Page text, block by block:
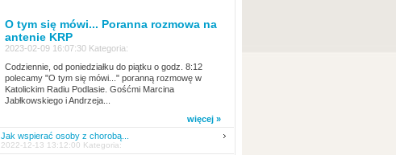
O tym się mówi... Poranna rozmowa na
antenie KRP
2023-02-09 16:07:30 Kategoria:
Codziennie, od poniedziałku do piątku o godz. 8:12
polecamy "O tym się mówi..." poranną rozmowę w
Katolickim Radiu Podlasie. Gośćmi Marcina
Jabłkowskiego i Andrzeja...
więcej »
Jak wspierać osoby z chorobą...
2022-12-13 13:12:00 Kategoria: